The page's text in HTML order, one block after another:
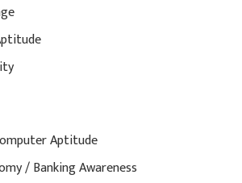
Aptitude
/ Banking Awareness